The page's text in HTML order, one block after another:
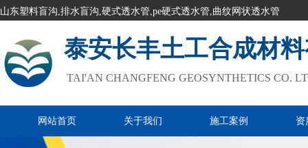
山东塑料盲沟,排水盲沟,硬式透水管,pe硬式透水管,曲纹网状透水管
泰安长丰土工合成材
TAI'AN CHANGFENG GEOSYNTHETICS CO.
网站首页 关于我们 施工案例 资